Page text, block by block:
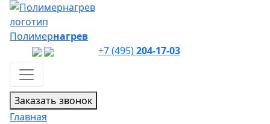
Полимернагрев
+7 (495)204-17-03
Заказать звонок
Главная